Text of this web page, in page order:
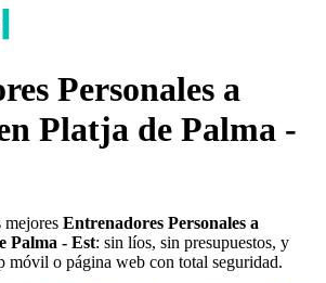
Personales a
Platja de Palma -
mejores Entrenadores Personales a
Palma - Est: sin líos, sin presupuestos, y
móvil o página web con total seguridad.